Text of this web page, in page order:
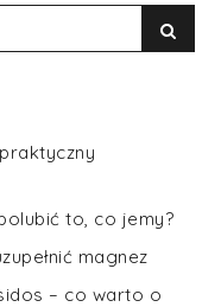
to, co jemy?
magnez
– co warto o